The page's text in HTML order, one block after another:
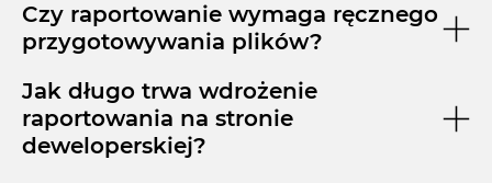
Czy raportowanie wymaga ręcznego
przygotowywania plików?
Jak długo trwa wdrożenie
raportowania na stronie
deweloperskiej?